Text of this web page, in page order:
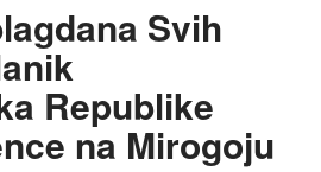
Svih
Republike
na Mirogoju